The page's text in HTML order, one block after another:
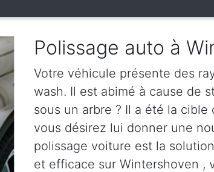
Polissage auto à
Votre véhicule présente des
wash. Il est abimé à cause de
sous un arbre ? Il a été la cible
vous désirez lui donner une
polissage voiture est la
et efficace sur Wintershoven ,